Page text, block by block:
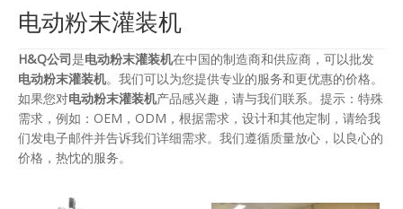
电动粉末灌装机
H&Q公司是电动粉末灌装机在中国的制造商和供应商，可以批发
电动粉末灌装机。我们可以为您提供专业的服务和更优惠的价格。
如果您对电动粉末灌装机产品感兴趣，请与我们联系。提示：特殊
需求，例如：OEM，ODM，根据需求，设计和其他定制，请给我
们发电子邮件并告诉我们详细需求。我们遵循质量放心，以良心的
价格，热忱的服务。